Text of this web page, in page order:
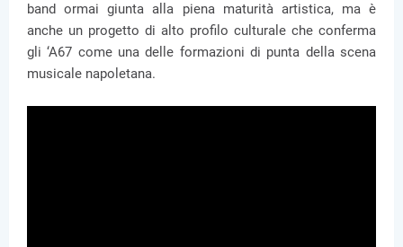
band ormai giunta alla piena maturità artistica, ma è
anche un progetto di alto profilo culturale che conferma
gli ‘A67 come una delle formazioni di punta della scena
musicale napoletana.